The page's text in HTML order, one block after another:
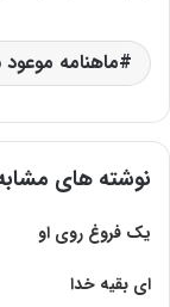
ماهنامه موعود
نوشته های
یک فروغ روى او
ای بقیه خدا